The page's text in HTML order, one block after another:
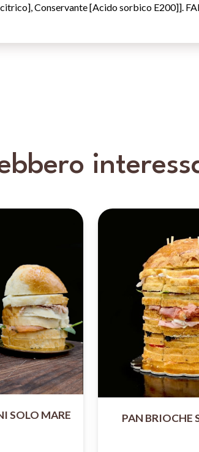
Conservante [Acido sorbico E200]].
SOLO MARE PAN BRIOCHE